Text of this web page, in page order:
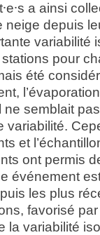
a ainsi
neige depuis
variabilité
pour
été
ne semblait
variabilité.
et
ont permis
événement
les plus
favorisé
la variabilité